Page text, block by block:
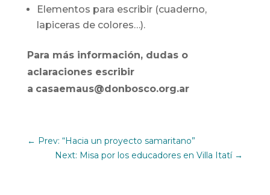
Elementos para escribir (cuaderno,
lapiceras de colores…).
Para más información, dudas o
aclaraciones escribir
a casaemaus@donbosco.org.ar
← Prev: “Hacia un proyecto samaritano”
Next: Misa por los educadores en Villa Itatí→